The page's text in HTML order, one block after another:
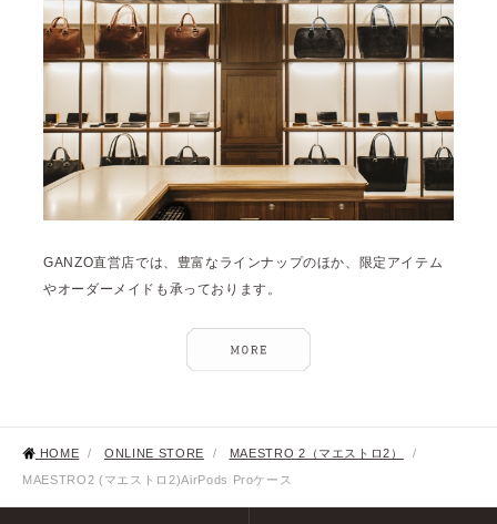
GANZO直営店では、豊富なラインナップのほか、限定アイテム
やオーダーメイドも承っております。
HOME / ONLINE STORE / MAESTRO 2（マエストロ2）
/
MAESTRO2 (マエストロ2)AirPods Proケース